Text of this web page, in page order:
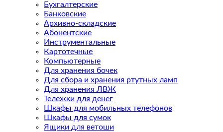
Бухгалтерские
Банковские
Архивно-складские
Абонентские
Инструментальные
Картотечные
Компьютерные
Для хранения бочек
Для сбора и хранения ртутных ламп
Для хранения ЛВЖ
Тележки для денег
Шкафы для мобильных телефонов
Шкафы для сумок
Ящики для ветоши